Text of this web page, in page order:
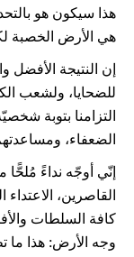
هذا سيكون هو
هي الأرض الخصبة
إن النتيجة الأفضل
للضحايا، ولشعب
التزامنا بتوبة
الضعفاء،
إنّي أوجّه نداءً
القاصرين،
كافة السلطات
وجه الأرض: هذا ما